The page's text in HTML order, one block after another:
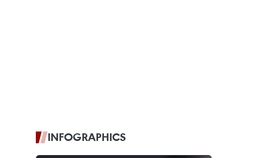
INFOGRAPHICS